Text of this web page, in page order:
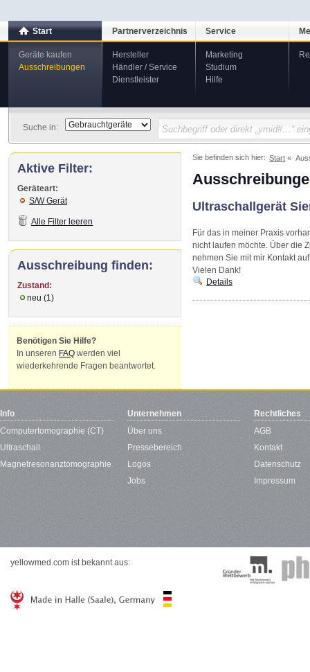
Start
Geräte kaufen
Ausschreibungen
Partnerverzeichnis
Hersteller
Händler / Service
Dienstleister
Service
Marketing
Studium
Hilfe
Suche in:
Sie befinden sich hier: Start
Ultraschallgerät
Für das in meiner Praxis
nicht laufen möchte. Über die
nehmen Sie mit mir Kontakt
Vielen Dank!
Details
Aktive Filter:
Geräteart:
S/W Gerät
Alle Filter leeren
Ausschreibung finden:
Zustand:
neu (1)
Benötigen Sie Hilfe?
In unseren FAQ werden viel
wiederkehrende Fragen beantwortet.
Info
Computertomographie (CT)
Ultraschall
Magnetresonanztomographie
Unternehmen
Über uns
Pressebereich
Logos
Jobs
Rechtliches
AGB
Kontakt
Datenschutz
Impressum
yellowmed.com ist bekannt aus: